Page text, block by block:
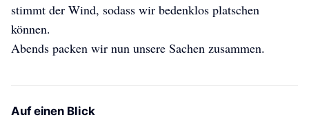
stimmt der Wind, sodass wir bedenklos platschen
können.
Abends packen wir nun unsere Sachen zusammen.
Auf einen Blick